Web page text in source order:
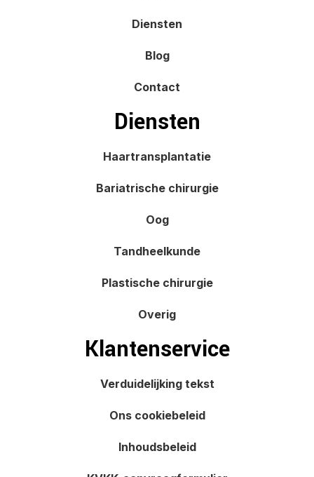
Diensten
Blog
Contact
Diensten
Haartransplantatie
Bariatrische chirurgie
Oog
Tandheelkunde
Plastische chirurgie
Overig
Klantenservice
Verduidelijking tekst
Ons cookiebeleid
Inhoudsbeleid